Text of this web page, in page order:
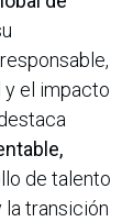
y el impacto
de talento
transición